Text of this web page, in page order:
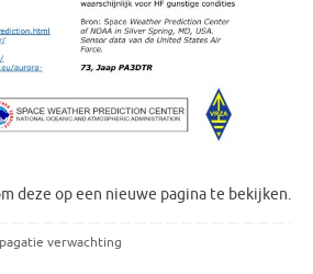
deze op een nieuwe pagina te bekijken.
verwachting